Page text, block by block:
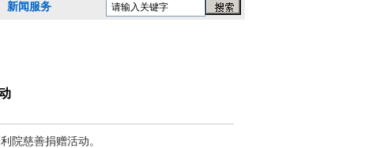
新闻服务
院慈善捐赠活动。